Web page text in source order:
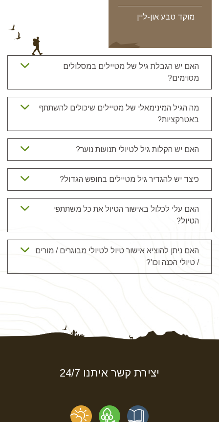
מוקד טבע און-ליין
האם יש הגבלת גיל של מטיילים במסלולים
מסוימים?
מה הגיל המינימאלי של מטיילים שיכולים להשתתף
באטרקציות?
האם יש הקלות גיל לטיולי תנועות נוער?
כיצד יש להגדיר גיל מטיילים בחופש הגדול?
האם עלי לכלול באישור הטיול את כל משתתפי
הטיול?
האם ניתן להוציא אישור טיול לטיולי מבוגרים / מורים
/ טיולי הכנה וכו'?
יצירת קשר איתנו 24/7